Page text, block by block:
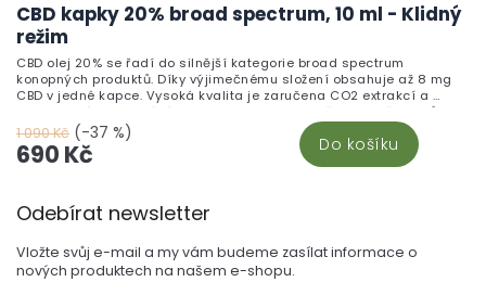
CBD kapky 20% broad spectrum, 10 ml - Klidný
režim
1 090 Kč (-37 %)
690 Kč Do košíku
CBD olej 20% se řadí do silnější kategorie broad spectrum
konopných produktů. Díky výjimečnému složení obsahuje až 8 mg
CBD v jedné kapce. Vysoká kvalita je zaručena CO2 extrakcí a
laboratorním testováním. CBD olej 20% doporučujeme uživatelům,
kteří jsou obeznámeni s konopnými produkty a CBD.
Odebírat newsletter
Vložte svůj e-mail a my vám budeme zasílat informace o
nových produktech na našem e-shopu.